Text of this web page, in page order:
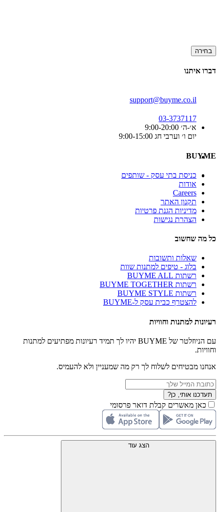
בחירה
דברו איתנו
support@buyme.co.il
03-3737117
א׳-ה׳ 9:00-20:00
יום ו׳ וערבי חג 9:00-15:00
BUYME
כניסת בתי עסק - שותפים
אודות
Careers
תקנון האתר
מדיניות הגנת פרטיות
הצהרת נגישות
כל מה שחשוב
שאלות ותשובות
בלוג - טיפים למתנות שוות
רשתות BUYME ALL
רשתות BUYME TOGETHER
רשתות BUYME STYLE
להצטרף כבית עסק ל-BUYME
רעיונות למתנות וחוויות
עם הניוזלטר של BUYME יהיו לך תמיד רעיונות מפתיעים למתנות
וחוויות.
אנחנו מבטיחים לשלוח לך רק מה שמעניין ולא להעמיס.
תעדכנו אותי, כן?
כאן מאשרים קבלת דואר פרסומי
הצג עוד